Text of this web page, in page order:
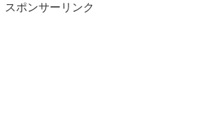
スポンサーリンク